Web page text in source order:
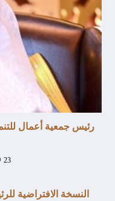
رئيس جمعية أعمال
23 سبتمبر، 2024
النسخة الافتراضية